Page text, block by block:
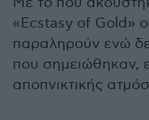
«Ecstasy of Gold»
παραληρούν ενώ
που σημειώθηκαν,
αποπνικτικής